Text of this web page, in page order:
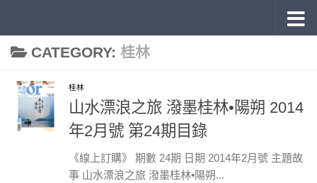
CATEGORY: 桂林
桂林
山水漂浪之旅 潑墨桂林•陽朔 2014
年2月號 第24期目錄
《線上訂購》 期數 24期 日期 2014年2月號 主題故
事 山水漂浪之旅 潑墨桂林•陽朔...